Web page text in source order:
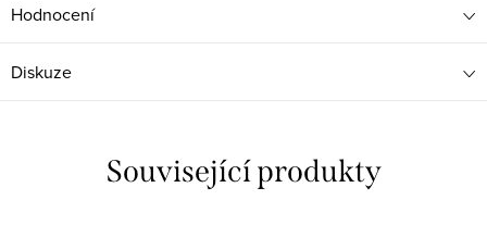
Hodnocení
Diskuze
Související produkty